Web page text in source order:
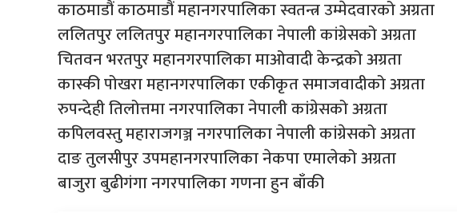
काठमाडौं काठमाडौं महानगरपालिका स्वतन्त्र उम्मेदवारको अग्रता
ललितपुर ललितपुर महानगरपालिका नेपाली कांग्रेसको अग्रता
चितवन भरतपुर महानगरपालिका माओवादी केन्द्रको अग्रता
कास्की पोखरा महानगरपालिका एकीकृत समाजवादीको अग्रता
रुपन्देही तिलोत्तमा नगरपालिका नेपाली कांग्रेसको अग्रता
कपिलवस्तु महाराजगञ्ज नगरपालिका नेपाली कांग्रेसको अग्रता
दाङ तुलसीपुर उपमहानगरपालिका नेकपा एमालेको अग्रता
बाजुरा बुढीगंगा नगरपालिका गणना हुन बाँकी